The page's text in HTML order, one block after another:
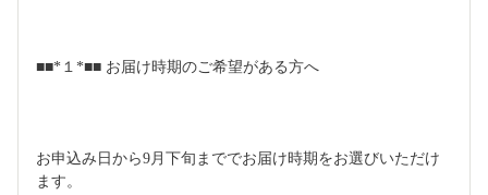
■■*１*■■ お届け時期のご希望がある方へ
お申込み日から9月下旬まででお届け時期をお選びいただけ
ます。